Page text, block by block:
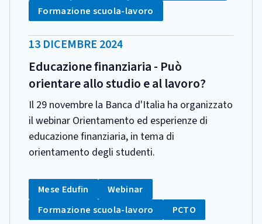
Tag:
Formazione scuola-lavoro
DATA
PUBBLICAZIONE:
13 DICEMBRE 2024
Educazione finanziaria - Può
orientare allo studio e al lavoro?
Il 29 novembre la Banca d'Italia ha organizzato
il webinar Orientamento ed esperienze di
educazione finanziaria, in tema di
orientamento degli studenti.
CATEGORIA:
Tag:
Mese Edufin Tag:
Webinar
Tag:
Formazione scuola-lavoro Tag:
PCTO